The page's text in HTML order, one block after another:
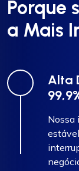
Porque
a Mais
Alta
Nossa